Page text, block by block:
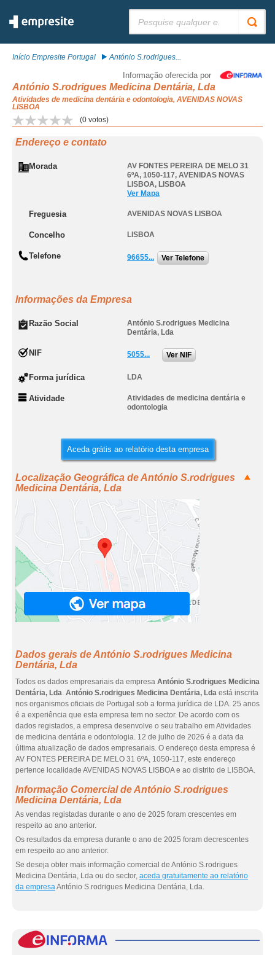
Início Empresite Portugal António S.rodrigues...
Informação oferecida por
António S.rodrigues Medicina Dentária, Lda
Atividades de medicina dentária e odontologia, AVENIDAS NOVAS
LISBOA
(0 votos)
Endereço e contato
Morada
AV FONTES PEREIRA DE MELO 31
6ºA, 1050-117, AVENIDAS NOVAS
LISBOA, LISBOA
Ver Mapa
Freguesia AVENIDAS NOVAS LISBOA
Concelho LISBOA
Telefone 96655... Ver Telefone
Informações da Empresa
Razão Social
António S.rodrigues Medicina
Dentária, Lda
NIF 5055... Ver NIF
Forma jurídica LDA
Atividade
Atividades de medicina dentária e
odontologia
Aceda grátis ao relatório desta empresa
Localização Geográfica de António S.rodrigues
Medicina Dentária, Lda
Dados gerais de António S.rodrigues Medicina
Dentária, Lda
Todos os dados empresariais da empresa António S.rodrigues Medicina
Dentária, Lda. António S.rodrigues Medicina Dentária, Lda está inscrita
nos organismos oficiais de Portugal sob a forma jurídica de LDA. 25 anos
é a experiência que esta empresa tem no sector. De acordo com os
dados registados, a empresa desenvolve o seu trabalho em Atividades
de medicina dentária e odontologia. 12 de julho de 2026 é a data da
última atualização de dados empresariais. O endereço desta empresa é
AV FONTES PEREIRA DE MELO 31 6ºA, 1050-117, este endereço
pertence localidade AVENIDAS NOVAS LISBOA e ao distrito de LISBOA.
Informação Comercial de António S.rodrigues
Medicina Dentária, Lda
As vendas registadas durante o ano de 2025 foram crescentes em
respeito ao ano anterior.
Os resultados da empresa durante o ano de 2025 foram decrescentes
em respeito ao ano anterior.
Se deseja obter mais informação comercial de António S.rodrigues
Medicina Dentária, Lda ou do sector, aceda gratuitamente ao relatório
da empresaAntónio S.rodrigues Medicina Dentária, Lda.